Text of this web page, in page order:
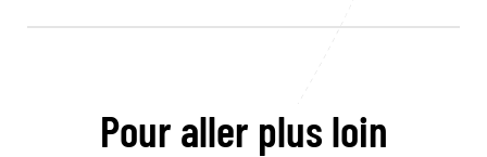
Pour aller plus loin